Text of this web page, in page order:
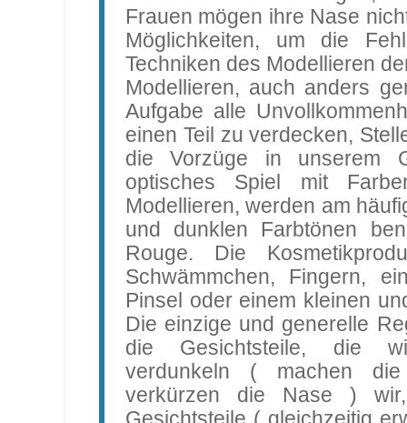
Frauen mögen ihre Nase
Möglichkeiten, um die
Techniken des Modellieren
Modellieren, auch anders
Aufgabe alle
einen Teil zu verdecken,
die Vorzüge in unserem
optisches Spiel mit
Modellieren, werden am
und dunklen Farbtönen
Rouge. Die
Schwämmchen, Fingern,
Pinsel oder einem kleinen
Die einzige und generelle
die Gesichtsteile, die
verdunkeln ( machen
verkürzen die Nase )